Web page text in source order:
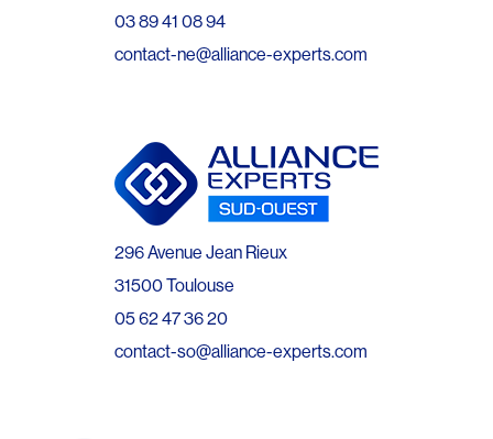
03 89 41 08 94
contact-ne@alliance-experts.com
296 Avenue Jean Rieux
31500 Toulouse
05 62 47 36 20
contact-so@alliance-experts.com